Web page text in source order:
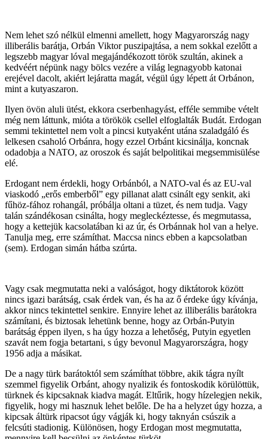
Nem lehet szó nélkül elmenni amellett, hogy Magyarország nagy
illiberális barátja, Orbán Viktor puszipajtása, a nem sokkal ezelőtt a
legszebb magyar lóval megajándékozott török szultán, akinek a
kedvéért népünk nagy bölcs vezére a világ legnagyobb katonai
erejével dacolt, akiért lejáratta magát, végül úgy lépett át Orbánon,
mint a kutyaszaron.
Ilyen övön aluli ütést, ekkora cserbenhagyást, efféle semmibe vételt
még nem láttunk, mióta a törökök csellel elfoglalták Budát. Erdogan
semmi tekintettel nem volt a pincsi kutyaként utána szaladgáló és
lelkesen csaholó Orbánra, hogy ezzel Orbánt kicsinálja, koncnak
odadobja a NATO, az oroszok és saját belpolitikai megsemmisülése
elé.
Erdogant nem érdekli, hogy Orbánból, a NATO-val és az EU-val
viaskodó „erős emberből” egy pillanat alatt csinált egy senkit, aki
fűhöz-fához rohangál, próbálja oltani a tüzet, és nem tudja. Vagy
talán szándékosan csinálta, hogy megleckéztesse, és megmutassa,
hogy a kettejük kacsolatában ki az úr, és Orbánnak hol van a helye.
Tanulja meg, erre számíthat. Maccsa nincs ebben a kapcsolatban
(sem). Erdogan simán hátba szúrta.
Vagy csak megmutatta neki a valóságot, hogy diktátorok között
nincs igazi barátság, csak érdek van, és ha az ő érdeke úgy kívánja,
akkor nincs tekintettel senkire. Ennyire lehet az illiberális barátokra
számítani, és biztosak lehetünk benne, hogy az Orbán-Putyin
barátság éppen ilyen, s ha úgy hozza a lehetőség, Putyin egyetlen
szavát nem fogja betartani, s úgy bevonul Magyarországra, hogy
1956 adja a másikat.
De a nagy türk barátoktól sem számíthat többre, akik tágra nyílt
szemmel figyelik Orbánt, ahogy nyalizik és fontoskodik körülöttük,
türknek és kipcsaknak kiadva magát. Eltűrik, hogy hízelegjen nekik,
figyelik, hogy mi hasznuk lehet belőle. De ha a helyzet úgy hozza, a
kipcsak áltürk ripacsot úgy vágják ki, hogy taknyán csúszik a
felcsúti stadionig. Különösen, hogy Erdogan most megmutatta,